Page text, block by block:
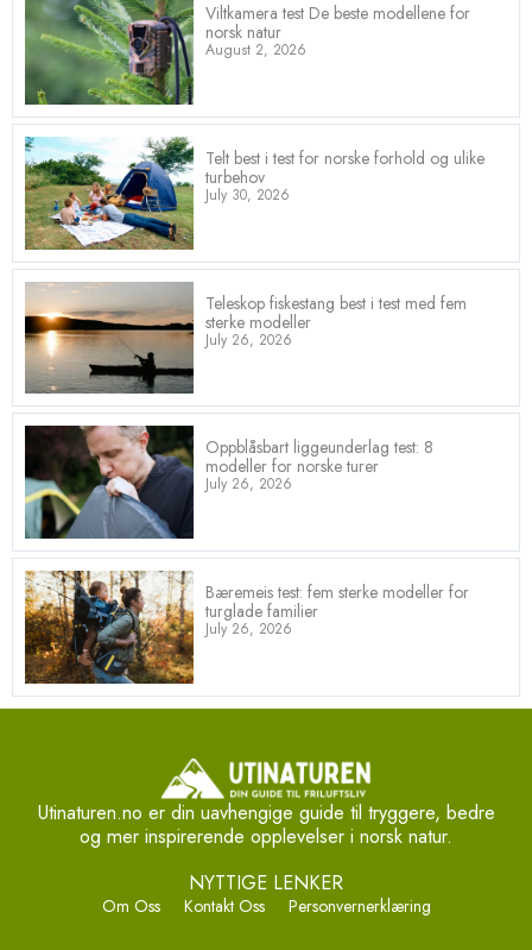
Viltkamera test De beste modellene for
norsk natur
August 2, 2026
Telt best i test for norske forhold og ulike
turbehov
July 30, 2026
Teleskop fiskestang best i test med fem
sterke modeller
July 26, 2026
Oppblåsbart liggeunderlag test: 8
modeller for norske turer
July 26, 2026
Bæremeis test: fem sterke modeller for
turglade familier
July 26, 2026
Utinaturen.no er din uavhengige guide til tryggere, bedre
og mer inspirerende opplevelser i norsk natur.
NYTTIGE LENKER
Om Oss Kontakt Oss Personvernerklæring